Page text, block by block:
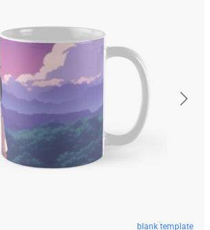
blank template